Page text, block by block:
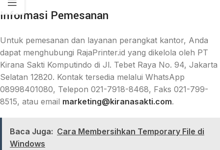
Informasi Pemesanan
Untuk pemesanan dan layanan perangkat kantor, Anda
dapat menghubungi RajaPrinter.id yang dikelola oleh PT
Kirana Sakti Komputindo di Jl. Tebet Raya No. 94, Jakarta
Selatan 12820. Kontak tersedia melalui WhatsApp
08998401080, Telepon 021-7918-8468, Faks 021-799-
8515, atau email marketing@kiranasakti.com.
Baca Juga: Cara Membersihkan Temporary File di
Windows